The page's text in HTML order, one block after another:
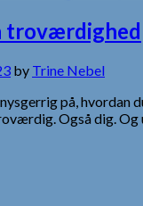
troværdighed
by Trine Nebel
på,
Også dig.